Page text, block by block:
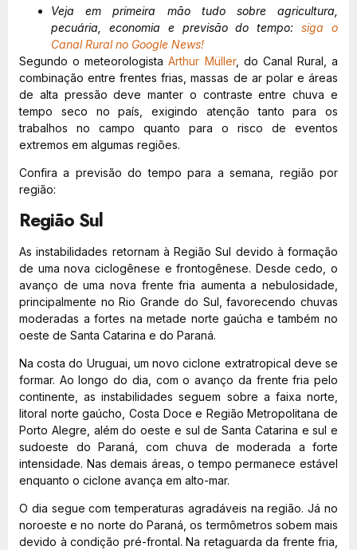
Veja em primeira mão tudo sobre agricultura,
pecuária, economia e previsão do tempo:siga o
Canal Rural no Google News!
Segundo o meteorologistaArthur Müller, do Canal Rural, a
combinação entre frentes frias, massas de ar polar e áreas
de alta pressão deve manter o contraste entre chuva e
tempo seco no país, exigindo atenção tanto para os
trabalhos no campo quanto para o risco de eventos
extremos em algumas regiões.
Confira a previsão do tempo para a semana, região por
região:
Região Sul
As instabilidades retornam à Região Sul devido à formação
de uma nova ciclogênese e frontogênese. Desde cedo, o
avanço de uma nova frente fria aumenta a nebulosidade,
principalmente no Rio Grande do Sul, favorecendo chuvas
moderadas a fortes na metade norte gaúcha e também no
oeste de Santa Catarina e do Paraná.
Na costa do Uruguai, um novo ciclone extratropical deve se
formar. Ao longo do dia, com o avanço da frente fria pelo
continente, as instabilidades seguem sobre a faixa norte,
litoral norte gaúcho, Costa Doce e Região Metropolitana de
Porto Alegre, além do oeste e sul de Santa Catarina e sul e
sudoeste do Paraná, com chuva de moderada a forte
intensidade. Nas demais áreas, o tempo permanece estável
enquanto o ciclone avança em alto-mar.
O dia segue com temperaturas agradáveis na região. Já no
noroeste e no norte do Paraná, os termômetros sobem mais
devido à condição pré-frontal. Na retaguarda da frente fria,